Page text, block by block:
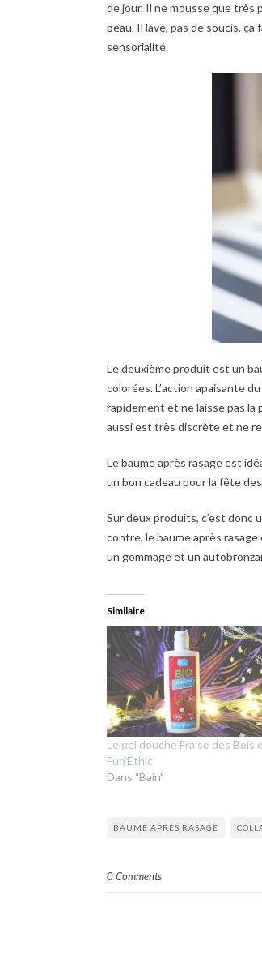
de jour. Il ne mousse que très
peau. Il lave, pas de soucis,
sensorialité.
Le deuxième produit est un
colorées. L’action apaisante
rapidement et ne laisse pas la
aussi est très discrète et ne
Le baume après rasage est
un bon cadeau pour la fête
Sur deux produits, c’est donc
contre, le baume après
un gommage et un
Similaire
Le gel douche Fraise des Bois
Fun’Ethic
Dans "Bain"
BAUME APRÈS RASAGE
0 Comments